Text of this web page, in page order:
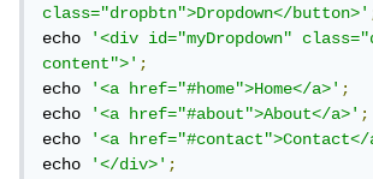
class="dropbtn">Dropdown</button>'
echo '<div id="myDropdown"
content">';
echo '<a href="#home">Home</a>';
echo '<a href="#about">About</a>';
echo '<a
echo '</div>';